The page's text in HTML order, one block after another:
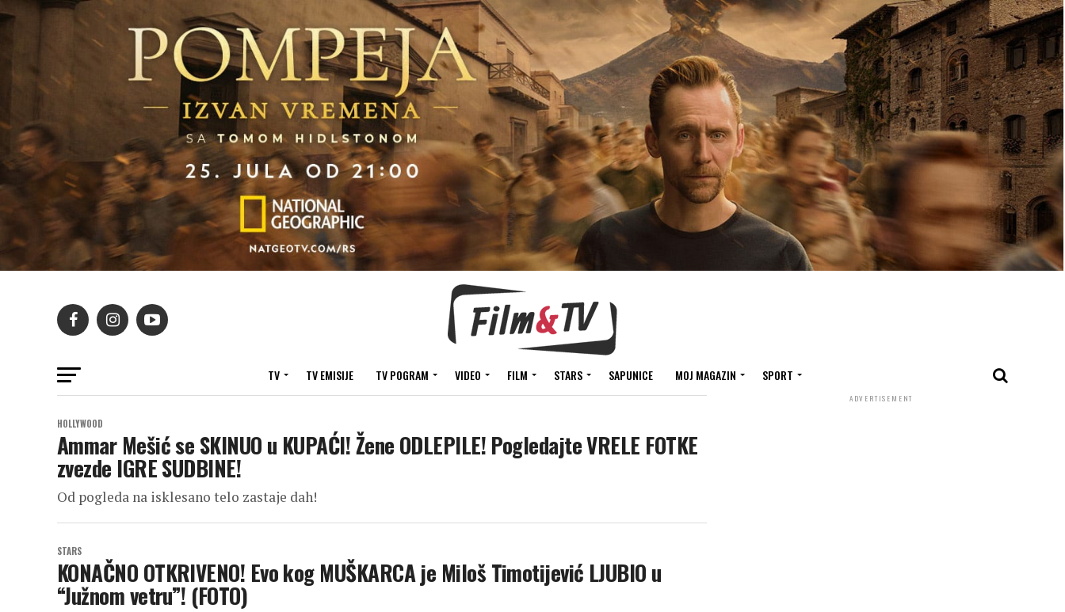
TV TV EMISIJE TV POGRAM VIDEO FILM STARS SAPUNICE MOJ MAGAZIN SPORT
HOLLYWOOD
Ammar Mešić se SKINUO u KUPAĆI! Žene ODLEPILE! Pogledajte VRELE FOTKE
zvezde IGRE SUDBINE!
Od pogleda na isklesano telo zastaje dah!
STARS
KONAČNO OTKRIVENO! Evo kog MUŠKARCA je Miloš Timotijević LJUBIO u
“Južnom vetru”! (FOTO)
ADVERTISEMENT